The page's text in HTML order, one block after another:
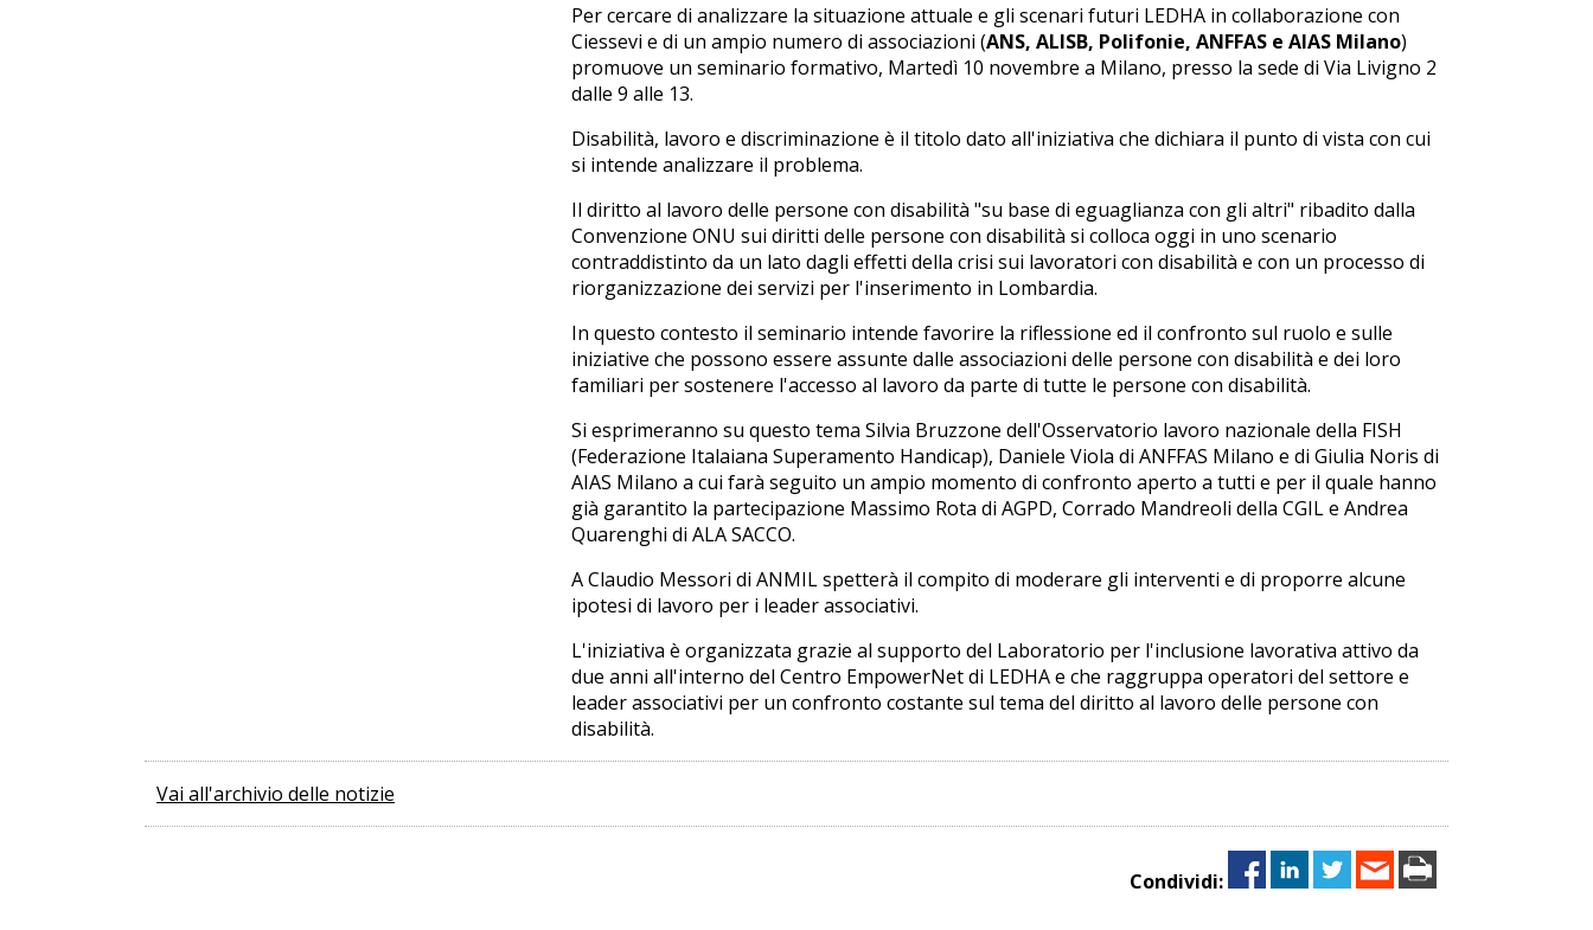
Per cercare di analizzare la situazione attuale e gli scenari futuri LEDHA in collaborazione con
Ciessevi e di un ampio numero di associazioni (ANS, ALISB, Polifonie, ANFFAS e AIAS Milano)
promuove un seminario formativo, Martedì 10 novembre a Milano, presso la sede di Via Livigno 2
dalle 9 alle 13.
Disabilità, lavoro e discriminazione è il titolo dato all'iniziativa che dichiara il punto di vista con cui
si intende analizzare il problema.
Il diritto al lavoro delle persone con disabilità "su base di eguaglianza con gli altri" ribadito dalla
Convenzione ONU sui diritti delle persone con disabilità si colloca oggi in uno scenario
contraddistinto da un lato dagli effetti della crisi sui lavoratori con disabilità e con un processo di
riorganizzazione dei servizi per l'inserimento in Lombardia.
In questo contesto il seminario intende favorire la riflessione ed il confronto sul ruolo e sulle
iniziative che possono essere assunte dalle associazioni delle persone con disabilità e dei loro
familiari per sostenere l'accesso al lavoro da parte di tutte le persone con disabilità.
Si esprimeranno su questo tema Silvia Bruzzone dell'Osservatorio lavoro nazionale della FISH
(Federazione Italaiana Superamento Handicap), Daniele Viola di ANFFAS Milano e di Giulia Noris di
AIAS Milano a cui farà seguito un ampio momento di confronto aperto a tutti e per il quale hanno
già garantito la partecipazione Massimo Rota di AGPD, Corrado Mandreoli della CGIL e Andrea
Quarenghi di ALA SACCO.
A Claudio Messori di ANMIL spetterà il compito di moderare gli interventi e di proporre alcune
ipotesi di lavoro per i leader associativi.
L'iniziativa è organizzata grazie al supporto del Laboratorio per l'inclusione lavorativa attivo da
due anni all'interno del Centro EmpowerNet di LEDHA e che raggruppa operatori del settore e
leader associativi per un confronto costante sul tema del diritto al lavoro delle persone con
disabilità.
Vai all'archivio delle notizie
Condividi: